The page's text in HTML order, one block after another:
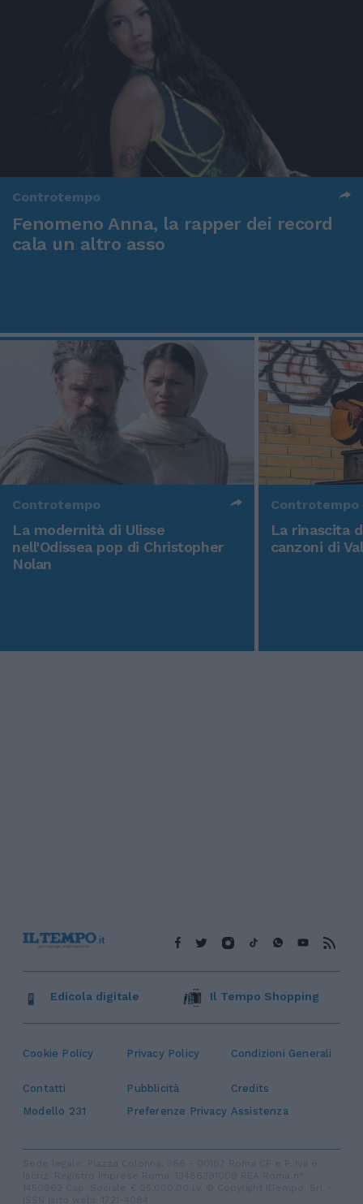
Controtempo
Fenomeno Anna, la rapper dei record
cala un altro asso
Controtempo
La modernità di Ulisse
nell'Odissea pop di Christopher
Nolan
Controtempo
La rinascita
canzoni di
Cookie Policy Privacy Policy Condizioni Generali
Contatti Pubblicità
Credits
Modello 231
Preferenze Privacy Assistenza
Edicola digitale Il Tempo Shopping